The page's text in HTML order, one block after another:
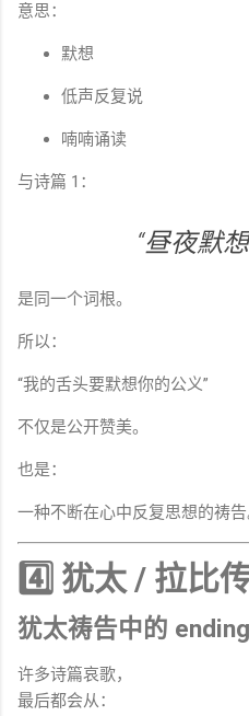
意思：
默想
低声反复说
喃喃诵读
与诗篇 1：
是同一个词根。
所以：
“我的舌头要默想你的公义”
不仅是公开赞美。
也是：
一种不断在心中反复思想的祷告
4️⃣ 犹太 / 拉比
犹太祷告中的
许多诗篇哀歌，
最后都会从：